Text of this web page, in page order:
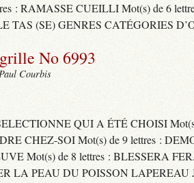
: RAMASSE CUEILLI Mot(s) de 6
TAS (SE) GENRES CATÉGORIES
No 6993
Courbis
QUI A ÉTÉ CHOISI
CHEZ-SOI Mot(s) de 9 lettres :
Mot(s) de 8 lettres : BLESSERA
LA PEAU DU POISSON LAPEREAU